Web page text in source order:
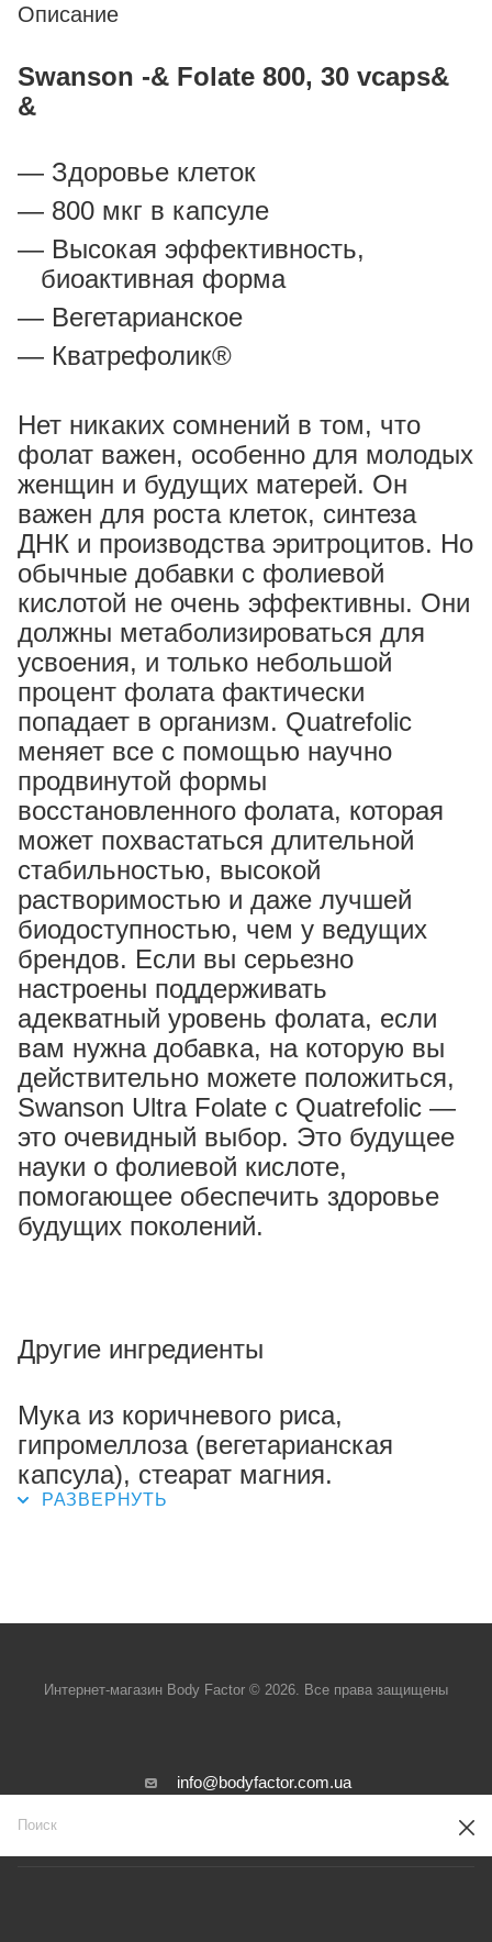
Описание
Swanson -& Folate 800, 30 vcaps&
&
Здоровье клеток
800 мкг в капсуле
Высокая эффективность,
биоактивная форма
Вегетарианское
Кватрефолик®
Нет никаких сомнений в том, что
фолат важен, особенно для молодых
женщин и будущих матерей. Он
важен для роста клеток, синтеза
ДНК и производства эритроцитов. Но
обычные добавки с фолиевой
кислотой не очень эффективны. Они
должны метаболизироваться для
усвоения, и только небольшой
процент фолата фактически
попадает в организм. Quatrefolic
меняет все с помощью научно
продвинутой формы
восстановленного фолата, которая
может похвастаться длительной
стабильностью, высокой
растворимостью и даже лучшей
биодоступностью, чем у ведущих
брендов. Если вы серьезно
настроены поддерживать
адекватный уровень фолата, если
вам нужна добавка, на которую вы
действительно можете положиться,
Swanson Ultra Folate с Quatrefolic —
это очевидный выбор. Это будущее
науки о фолиевой кислоте,
помогающее обеспечить здоровье
будущих поколений.
Другие ингредиенты
Мука из коричневого риса,
гипромеллоза (вегетарианская
капсула), стеарат магния.
Интернет-магазин Body Factor © 2026. Все права защищены
info@bodyfactor.com.ua